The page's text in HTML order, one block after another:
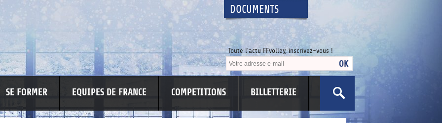
DOCUMENTS
Toute l'actu FFvolley, inscrivez-vous !
SE FORMER EQUIPES DE FRANCE COMPETITIONS BILLETTERIE